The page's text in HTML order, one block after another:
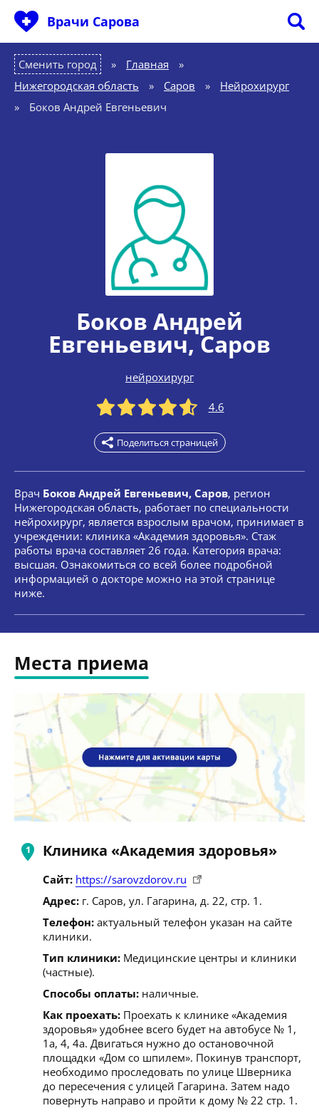
Врачи Сарова
Сменить город Главная
»
Нижегородская область
» Саров »
Нейрохирург
»
Боков Андрей Евгеньевич
Боков Андрей
Евгеньевич, Саров
нейрохирург
4.6
Поделиться страницей
Врач Боков Андрей Евгеньевич, Саров, регион
Нижегородская область, работает по специальности
нейрохирург, является взрослым врачом, принимает в
учреждении: клиника «Академия здоровья». Стаж
работы врача составляет 26 года. Категория врача:
высшая. Ознакомиться со всей более подробной
информацией о докторе можно на этой странице
ниже.
Места приема
Клиника «Академия здоровья»
Сайт: https://sarovzdorov.ru
Адрес: г. Саров, ул. Гагарина, д. 22, стр. 1.
Телефон: актуальный телефон указан на сайте
клиники.
Тип клиники: Медицинские центры и клиники
(частные).
Способы оплаты: наличные.
Как проехать: Проехать к клинике «Академия
здоровья» удобнее всего будет на автобусе № 1,
1а, 4, 4а. Двигаться нужно до остановочной
площадки «Дом со шпилем». Покинув транспорт,
необходимо проследовать по улице Шверника
до пересечения с улицей Гагарина. Затем надо
повернуть направо и пройти к дому № 22 стр. 1.